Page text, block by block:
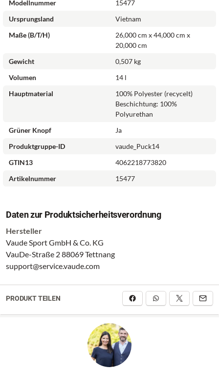
anteilig aus Recycling-Material und ist mit Eco Finish
umweltfreundlich wasserabweisend ohne Fluorcarbone (PFC)
umweltfreundliches, funktionelles Produkt aus nachhaltigen,
gepolsterter Rücken, weich gepolsterte, anatomisch
wächst mit dem Kind, wasserdichtes und robustes
Bodenmaterial , Regenhülle, Reißverschlußfach im
herausnehmbare Sitzmatte, reflektierende Elemente,
kinderleicht zu öffnende Schnallen, leicht zu greifende
Reißverschlüsse, Schlaufe zum Befestigen von kleinen
gepolsterter Rücken
verstellbarer Brustgurt wächst mit dem Kind
wasserdichtes und robustes Bodenmaterial
Modellnummer
15477
Ursprungsland
Vietnam
Maße (B/T/H)
26,000 cm x 44,000 cm x
20,000 cm
Gewicht
0,507 kg
Volumen
14 l
Hauptmaterial
100% Polyester (recycelt)
Beschichtung: 100%
Polyurethan
Grüner Knopf
Ja
Produktgruppe-ID
vaude_Puck14
GTIN13
4062218773820
Artikelnummer
15477
Daten zur Produktsicherheitsverordnung
Hersteller
Vaude Sport GmbH & Co. KG
VauDe-Straße 2 88069 Tettnang
support@service.vaude.com
PRODUKT TEILEN